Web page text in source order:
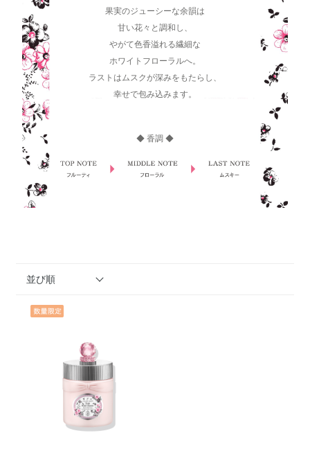
果実のジューシーな余韻は
甘い花々と調和し、
やがて色香溢れる繊細な
ホワイトフローラルへ。
ラストはムスクが深みをもたらし、
幸せで包み込みます。
◆ 香調 ◆
並び順